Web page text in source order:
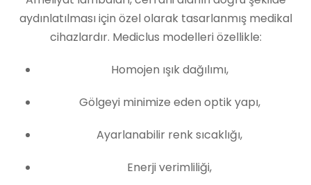
aydınlatılması için özel olarak tasarlanmış medikal
cihazlardır. Mediclus modelleri özellikle:
Homojen ışık dağılımı,
Gölgeyi minimize eden optik yapı,
Ayarlanabilir renk sıcaklığı,
Enerji verimliliği,